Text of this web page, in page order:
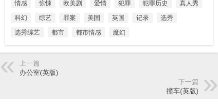
情感
惊悚 欧美剧 爱情 犯罪 犯罪历史
真人秀
科幻
综艺 罪案 美国 英国 记录
选秀
选秀综艺
都市 都市情感 魔幻
上一篇
办公室(英版)
下一篇
撞车(英版)